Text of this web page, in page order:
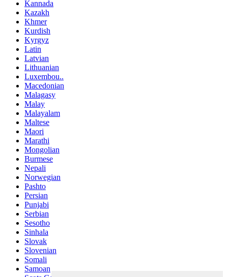
Kannada
Kazakh
Khmer
Kurdish
Kyrgyz
Latin
Latvian
Lithuanian
Luxembou..
Macedonian
Malagasy
Malay
Malayalam
Maltese
Maori
Marathi
Mongolian
Burmese
Nepali
Norwegian
Pashto
Persian
Punjabi
Serbian
Sesotho
Sinhala
Slovak
Slovenian
Somali
Samoan